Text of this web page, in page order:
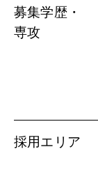
募集学歴・
専攻
採用エリア